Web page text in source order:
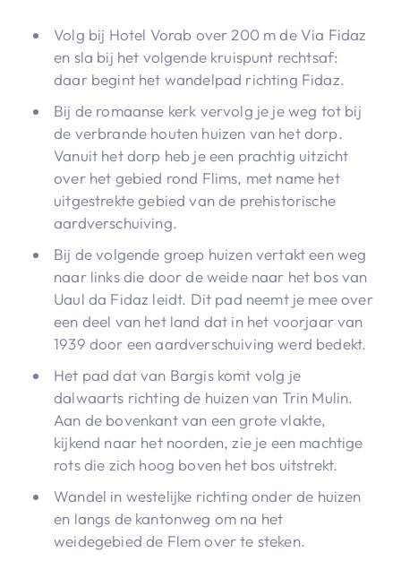
Volg bij Hotel Vorab over 200 m de Via Fidaz
en sla bij het volgende kruispunt rechtsaf:
daar begint het wandelpad richting Fidaz.
Bij de romaanse kerk vervolg je je weg tot bij
de verbrande houten huizen van het dorp.
Vanuit het dorp heb je een prachtig uitzicht
over het gebied rond Flims, met name het
uitgestrekte gebied van de prehistorische
aardverschuiving.
Bij de volgende groep huizen vertakt een weg
naar links die door de weide naar het bos van
Uaul da Fidaz leidt. Dit pad neemt je mee over
een deel van het land dat in het voorjaar van
1939 door een aardverschuiving werd bedekt. ​​
Het pad dat van Bargis komt volg je
dalwaarts richting de huizen van Trin Mulin.
Aan de bovenkant van een grote vlakte,
kijkend naar het noorden, zie je een machtige
rots die zich hoog boven het bos uitstrekt.
Wandel in westelijke richting onder de huizen
en langs de kantonweg om na het
weidegebied de Flem over te steken.